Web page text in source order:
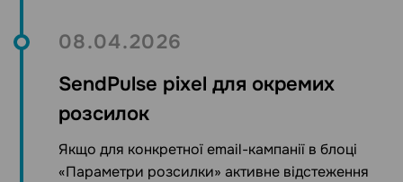
08.04.2026
SendPulse pixel для окремих
розсилок
Якщо для конкретної email-кампанії в блоці
«Параметри розсилки» активне відстеження